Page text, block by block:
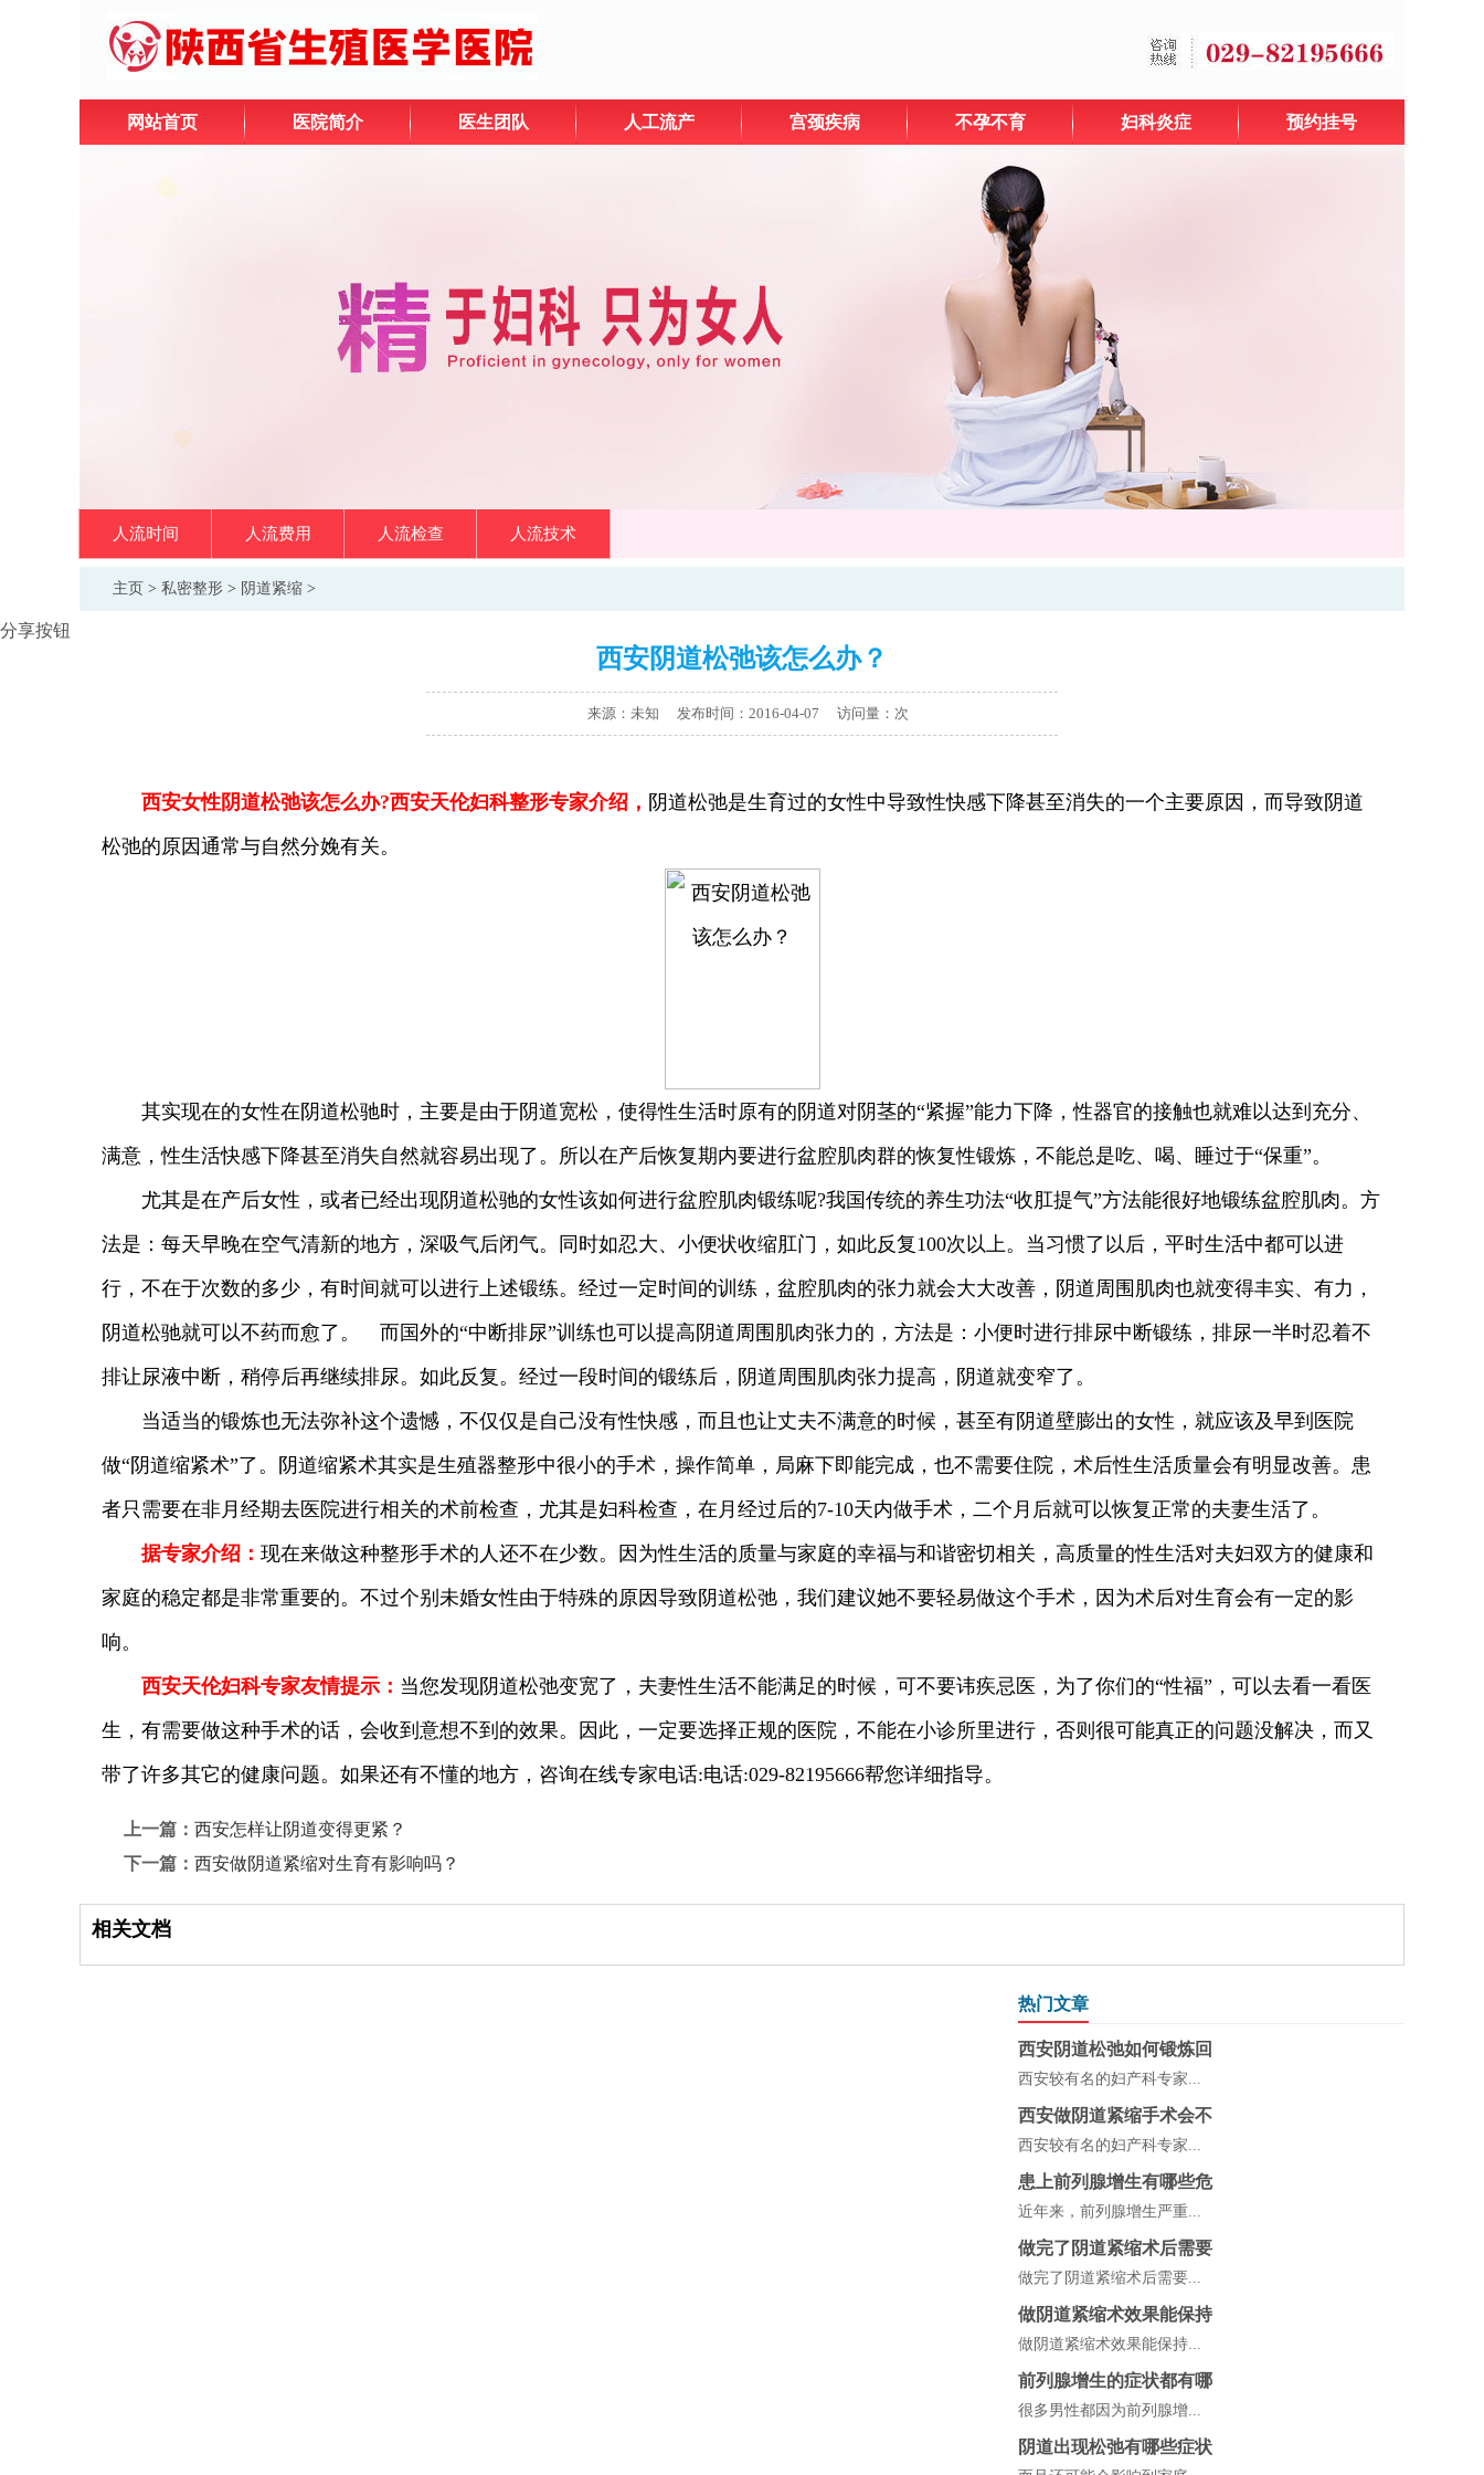
网站首页 医院简介 医生团队 人工流产 宫颈疾病 不孕不育 妇科炎症 预约挂号
人流时间 人流费用 人流检查 人流技术
主页 > 私密整形 > 阴道紧缩 >
分享按钮
西安阴道松弛该怎么办？
来源：未知 发布时间：2016-04-07 访问量： 次
西安女性阴道松弛该怎么办?西安天伦妇科整形专家介绍， 阴道松弛是生育过的女性中导致性快感下降甚至消失的一个主要原因，而导致阴道
松弛的原因通常与自然分娩有关。
其实现在的女性在阴道松驰时，主要是由于阴道宽松，使得性生活时原有的阴道对阴茎的“紧握”能力下降，性器官的接触也就难以达到充分、
满意，性生活快感下降甚至消失自然就容易出现了。所以在产后恢复期内要进行盆腔肌肉群的恢复性锻炼，不能总是吃、喝、睡过于“保重”。
尤其是在产后女性，或者已经出现阴道松驰的女性该如何进行盆腔肌肉锻练呢?我国传统的养生功法“收肛提气”方法能很好地锻练盆腔肌肉。方
法是：每天早晚在空气清新的地方，深吸气后闭气。同时如忍大、小便状收缩肛门，如此反复100次以上。当习惯了以后，平时生活中都可以进
行，不在于次数的多少，有时间就可以进行上述锻练。经过一定时间的训练，盆腔肌肉的张力就会大大改善，阴道周围肌肉也就变得丰实、有力，
阴道松驰就可以不药而愈了。 而国外的“中断排尿”训练也可以提高阴道周围肌肉张力的，方法是：小便时进行排尿中断锻练，排尿一半时忍着不
排让尿液中断，稍停后再继续排尿。如此反复。经过一段时间的锻练后，阴道周围肌肉张力提高，阴道就变窄了。
当适当的锻炼也无法弥补这个遗憾，不仅仅是自己没有性快感，而且也让丈夫不满意的时候，甚至有阴道壁膨出的女性，就应该及早到医院
做“阴道缩紧术”了。阴道缩紧术其实是生殖器整形中很小的手术，操作简单，局麻下即能完成，也不需要住院，术后性生活质量会有明显改善。患
者只需要在非月经期去医院进行相关的术前检查，尤其是妇科检查，在月经过后的7-10天内做手术，二个月后就可以恢复正常的夫妻生活了。
据专家介绍： 现在来做这种整形手术的人还不在少数。因为性生活的质量与家庭的幸福与和谐密切相关，高质量的性生活对夫妇双方的健康和
家庭的稳定都是非常重要的。不过个别未婚女性由于特殊的原因导致阴道松弛，我们建议她不要轻易做这个手术，因为术后对生育会有一定的影
响。
西安天伦妇科专家友情提示： 当您发现阴道松弛变宽了，夫妻性生活不能满足的时候，可不要讳疾忌医，为了你们的“性福”，可以去看一看医
生，有需要做这种手术的话，会收到意想不到的效果。因此，一定要选择正规的医院，不能在小诊所里进行，否则很可能真正的问题没解决，而又
带了许多其它的健康问题。如果还有不懂的地方，咨询在线专家电话:电话:029-82195666帮您详细指导。
上一篇： 西安怎样让阴道变得更紧？
下一篇： 西安做阴道紧缩对生育有影响吗？
相关文档
热门文章
西安阴道松弛如何锻炼回
西安较有名的妇产科专家...
西安做阴道紧缩手术会不
西安较有名的妇产科专家...
患上前列腺增生有哪些危
近年来，前列腺增生严重...
做完了阴道紧缩术后需要
做完了阴道紧缩术后需要...
做阴道紧缩术效果能保持
做阴道紧缩术效果能保持...
前列腺增生的症状都有哪
很多男性都因为前列腺增...
阴道出现松弛有哪些症状